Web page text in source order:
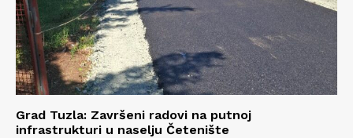
Grad Tuzla: Završeni radovi na putnoj
infrastrukturi u naselju Četenište